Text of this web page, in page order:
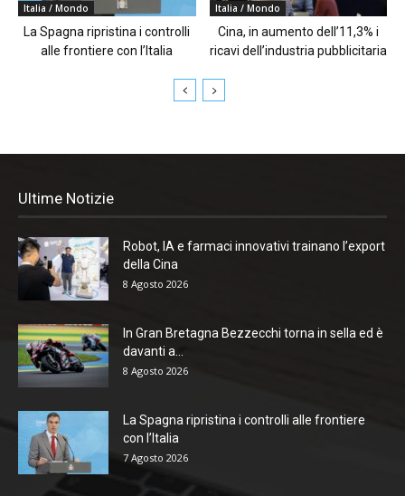
Italia / Mondo
La Spagna ripristina i controlli
alle frontiere con l’Italia
Italia / Mondo
Cina, in aumento dell’11,3% i
ricavi dell’industria pubblicitaria
Ultime Notizie
Robot, IA e farmaci innovativi trainano l’export
della Cina
8 Agosto 2026
In Gran Bretagna Bezzecchi torna in sella ed è
davanti a...
8 Agosto 2026
La Spagna ripristina i controlli alle frontiere
con l’Italia
7 Agosto 2026